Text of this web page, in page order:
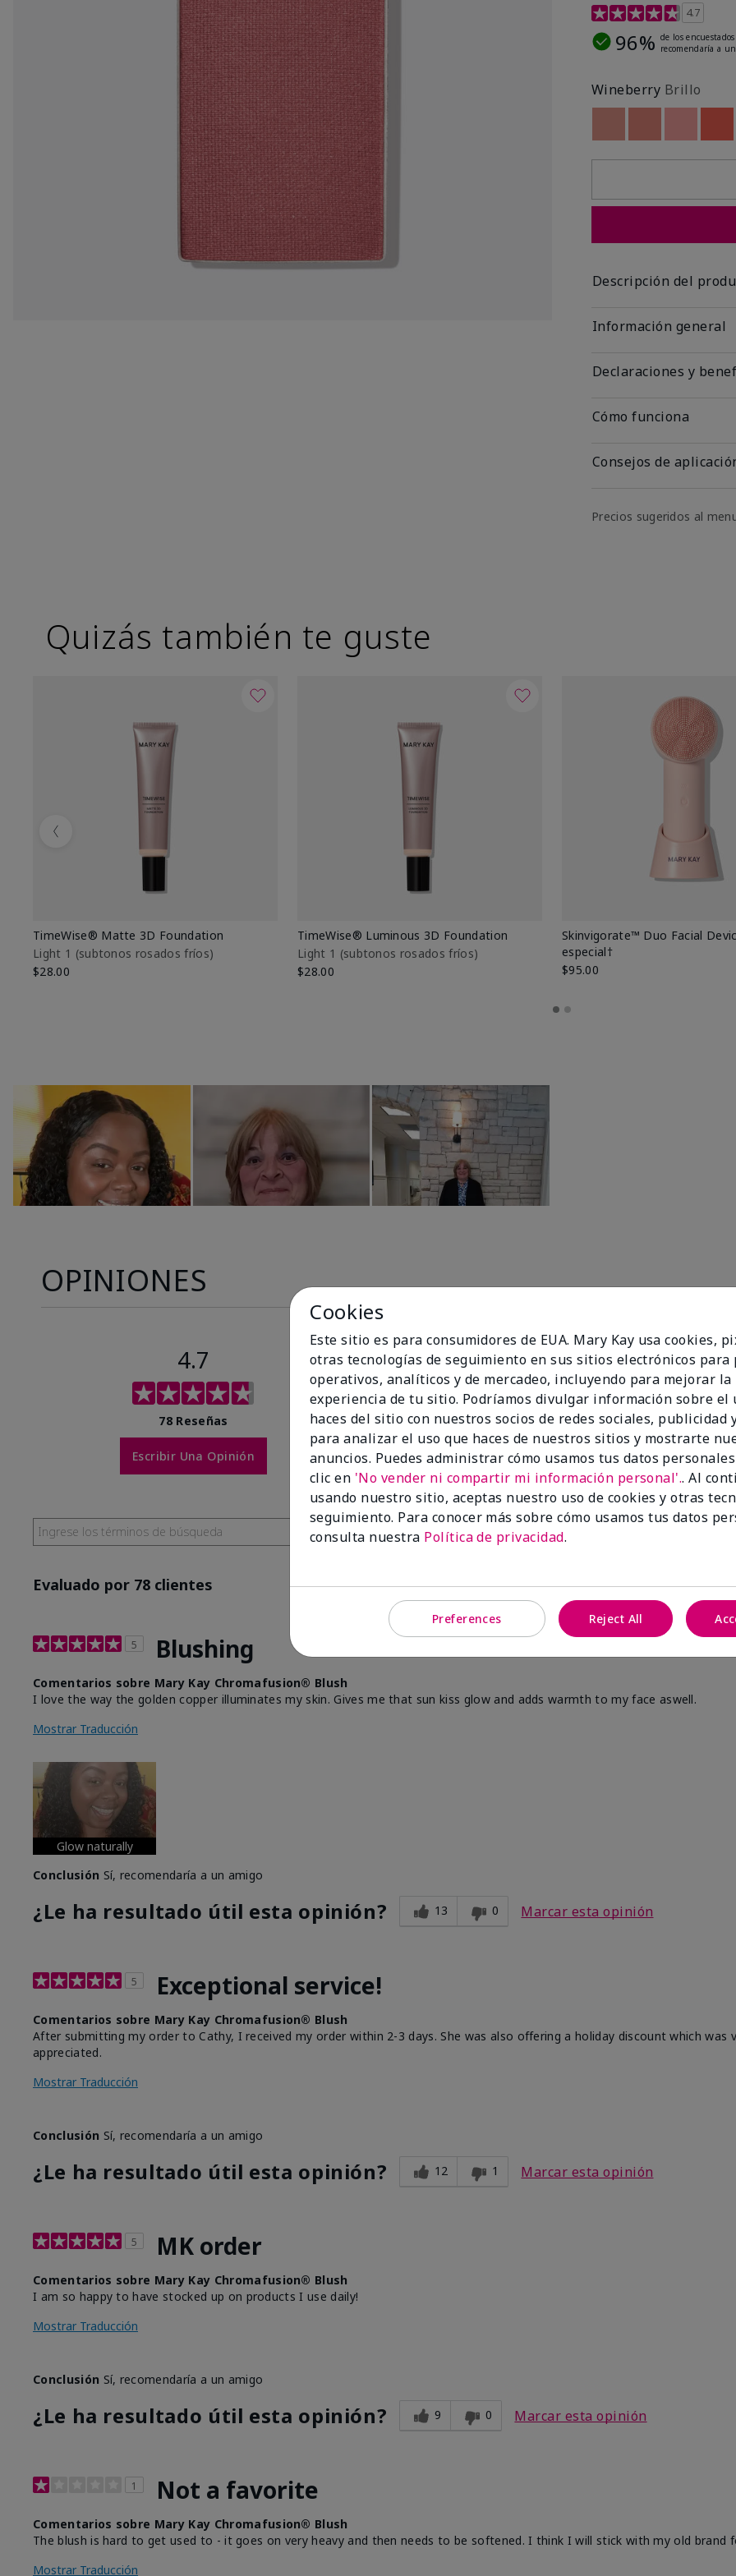
Calificación de clientes
4.7
96% de los encuestados
recomendaría a
Wineberry Brillo
Descripción del
Información general
Declaraciones y
Cómo funciona
Consejos de
Precios sugeridos al
Quizás también te guste
TimeWise® Matte 3D Foundation
Light 1​ (subtonos rosados fríos)
$28.00
TimeWise® Luminous 3D Foundation
Light 1​ (subtonos rosados fríos)
$28.00
Skinvigorate™ Duo Facial
especial†
$95.00
Previous
OPINIONES
4.7
78 Reseñas
Escribir Una Opinión
96%
de los encuestados
recomendaría a un
amigo.
Evaluado por 78 clientes
5 Blushing
Comentarios sobre Mary Kay Chromafusion® Blush
I love the way the golden copper illuminates my skin. Gives me that sun kiss glow and adds warmth to my face aswell.
Mostrar Traducción
Glow naturally
Conclusión Sí, recomendaría a un amigo
¿Le ha resultado útil esta opinión? 13 0 Marcar esta opinión
5 Exceptional service!
Comentarios sobre Mary Kay Chromafusion® Blush
After submitting my order to Cathy, I received my order within 2-3 days. She was also offering a holiday discount which was
appreciated.
Mostrar Traducción
Conclusión Sí, recomendaría a un amigo
¿Le ha resultado útil esta opinión? 12 1 Marcar esta opinión
5 MK order
Comentarios sobre Mary Kay Chromafusion® Blush
I am so happy to have stocked up on products I use daily!
Mostrar Traducción
Conclusión Sí, recomendaría a un amigo
¿Le ha resultado útil esta opinión? 9 0 Marcar esta opinión
1 Not a favorite
Comentarios sobre Mary Kay Chromafusion® Blush
The blush is hard to get used to - it goes on very heavy and then needs to be softened. I think I will stick with my old brand
Mostrar Traducción
Cookies
Este sitio es para consumidores de EUA. Mary Kay usa cookies,
otras tecnologías de seguimiento en sus sitios electrónicos para
operativos, analíticos y de mercadeo, incluyendo para mejorar la
experiencia de tu sitio. Podríamos divulgar información sobre el
haces del sitio con nuestros socios de redes sociales, publicidad
para analizar el uso que haces de nuestros sitios y mostrarte
anuncios. Puedes administrar cómo usamos tus datos
clic en 'No vender ni compartir mi información personal'.. Al
usando nuestro sitio, aceptas nuestro uso de cookies y otras
seguimiento. Para conocer más sobre cómo usamos tus datos
consulta nuestra Política de privacidad.
Preferences Reject All